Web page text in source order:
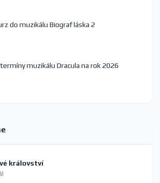
do muzikálu Biograf láska 2
muzikálu Dracula na rok 2026
království